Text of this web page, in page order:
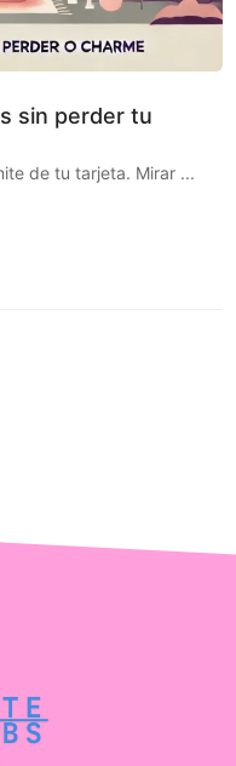
sin perder tu
de tu tarjeta. Mirar ...